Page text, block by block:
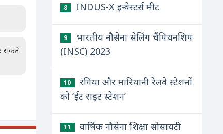
सकते
8 INDUS-X इन्वेस्टर्स मीट
9
भारतीय नौसेना सेलिंग चैंपियनशिप
(INSC) 2023
10
रंगिया और मारियानी रेलवे स्टेशनों
को ‘ईट राइट स्टेशन’
11
वार्षिक नौसेना शिक्षा सोसायटी